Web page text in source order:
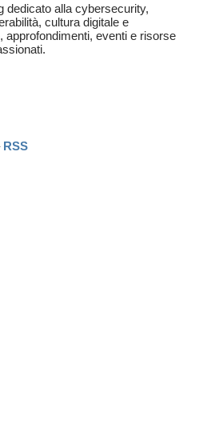
dedicato alla cybersecurity,
cultura digitale e
approfondimenti, eventi e risorse
RSS